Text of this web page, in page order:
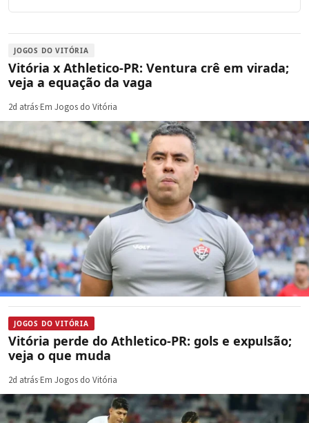
JOGOS DO VITÓRIA
Vitória x Athletico-PR: Ventura crê em virada;
veja a equação da vaga
2d atrás·Em Jogos do Vitória
JOGOS DO VITÓRIA
Vitória perde do Athletico-PR: gols e expulsão;
veja o que muda
2d atrás·Em Jogos do Vitória